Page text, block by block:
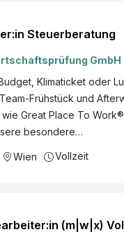
Steuerberatung
GmbH
Klimaticket oder
Frühstück und
Great Place To
besondere…
Wien Vollzeit
(m|w|x)